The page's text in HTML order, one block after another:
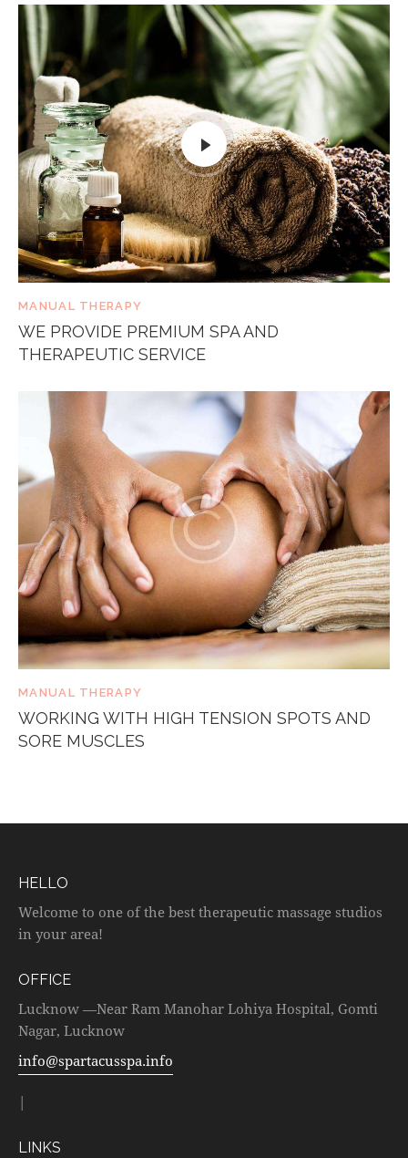
MANUAL THERAPY
WE PROVIDE PREMIUM SPA AND
THERAPEUTIC SERVICE
MANUAL THERAPY
WORKING WITH HIGH TENSION SPOTS AND
SORE MUSCLES
HELLO
Welcome to one of the best therapeutic massage studios
in your area!
OFFICE
Lucknow —Near Ram Manohar Lohiya Hospital, Gomti
Nagar, Lucknow
info@spartacusspa.info
|
LINKS